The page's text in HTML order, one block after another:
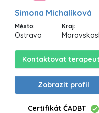
Simona Michalíková
Město:
Ostrava
Kraj:
Kontaktovat
Zobrazit profil
Certifikát ČADBT